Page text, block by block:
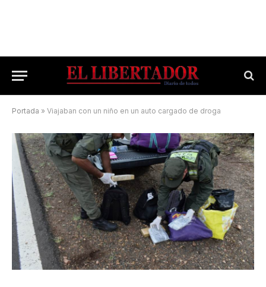
Portada » Viajaban con un niño en un auto cargado de droga